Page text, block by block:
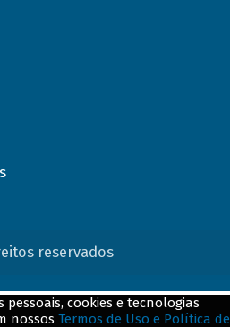
reservados
pessoais, cookies e tecnologias
nossos Termos de Uso e Política de